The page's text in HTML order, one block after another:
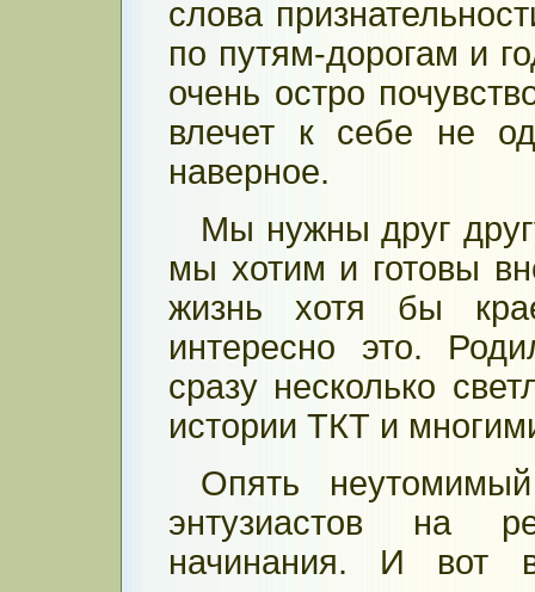
слова
по путям-дорогам и
очень остро
влечет к себе не
наверное.
Мы нужны друг
мы хотим и готовы
жизнь хотя бы
интересно это.
сразу несколько
истории ТКТ и
Опять
энтузиастов на
начинания. И вот